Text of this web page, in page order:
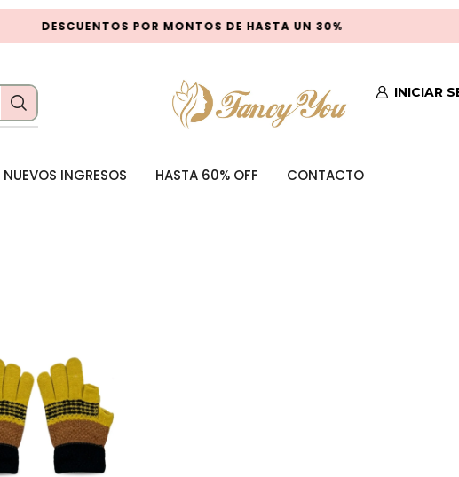
DESCUENTOS POR MONTOS DE HASTA UN 30%
INICIAR
NUEVOS INGRESOS HASTA 60% OFF CONTACTO